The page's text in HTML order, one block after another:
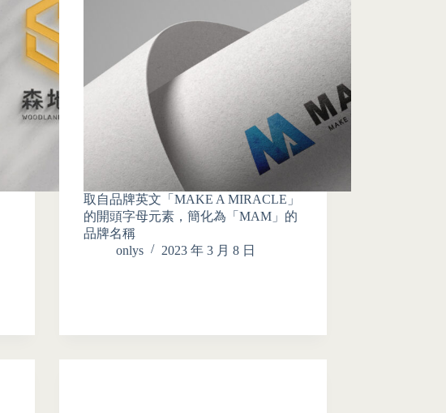
取自品牌英文「MAKE A MIRACLE」
的開頭字母元素，簡化為「MAM」的
品牌名稱
onlys
2023 年 3 月 8 日